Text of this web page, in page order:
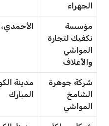
الجهراء
مؤسسة
نكفيك لتجارة
المواشي
والأعلاف
شركة جوهرة
الشامخ
المواشي
مدينة
المبارك